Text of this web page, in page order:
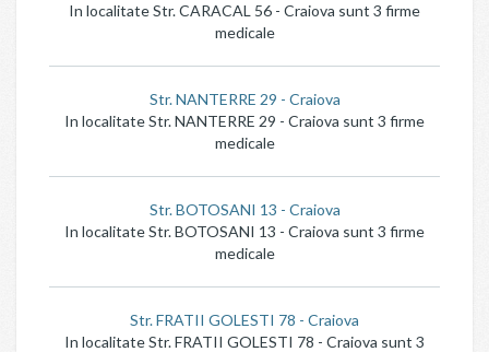
In localitate Str. CARACAL 56 - Craiova sunt 3 firme
medicale
Str. NANTERRE 29 - Craiova
In localitate Str. NANTERRE 29 - Craiova sunt 3 firme
medicale
Str. BOTOSANI 13 - Craiova
In localitate Str. BOTOSANI 13 - Craiova sunt 3 firme
medicale
Str. FRATII GOLESTI 78 - Craiova
In localitate Str. FRATII GOLESTI 78 - Craiova sunt 3